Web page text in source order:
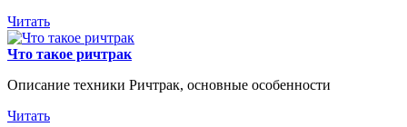
Читать
Что такое ричтрак
Описание техники Ричтрак, основные особенности
Читать